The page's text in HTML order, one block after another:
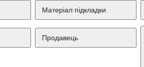
Матеріал підкладки
Продавець